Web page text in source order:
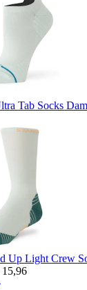
Tab Socks
Up Light Crew
15,96